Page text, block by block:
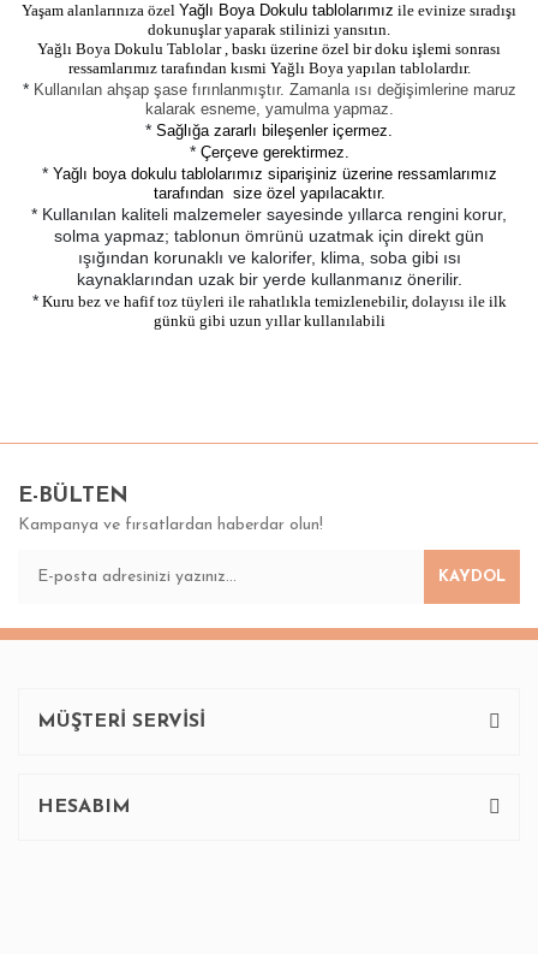
Yaşam alanlarınıza özel Yağlı Boya Dokulu tablolarımız ile evinize sıradışı
dokunuşlar yaparak stilinizi yansıtın.
Yağlı Boya Dokulu Tablolar , baskı üzerine özel bir doku işlemi sonrası
ressamlarımız tarafından kısmi Yağlı Boya yapılan tablolardır.
*Kullanılan ahşap şase fırınlanmıştır. Zamanla ısı değişimlerine maruz
kalarak esneme, yamulma yapmaz.
* Sağlığa zararlı bileşenler içermez.
*Çerçeve gerektirmez.
* Yağlı boya dokulu tablolarımız siparişiniz üzerine ressamlarımız
tarafından size özel yapılacaktır.
* Kullanılan kaliteli malzemeler sayesinde yıllarca rengini korur,
solma yapmaz; tablonun ömrünü uzatmak için direkt gün
ışığından korunaklı ve kalorifer, klima, soba gibi ısı
kaynaklarından uzak bir yerde kullanmanız önerilir.
*Kuru bez ve hafif toz tüyleri ile rahatlıkla temizlenebilir, dolayısı ile ilk
günkü gibi uzun yıllar kullanılabili
Yorum Yaz
konularda yetersiz gördüğünüz noktaları öneri formunu
Görüş ve önerileriniz için teşekkür ederiz.
Ürün açıklamasında eksik bilgiler bulunuyor.
E-BÜLTEN
Kampanya ve fırsatlardan haberdar olun!
KAYDOL
MÜŞTERİ SERVİSİ
HESABIM